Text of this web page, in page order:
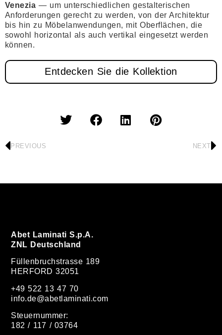
Venezia — um unterschiedlichen gestalterischen
Anforderungen gerecht zu werden, von der Architektur
bis hin zu Möbelanwendungen, mit Oberflächen, die
sowohl horizontal als auch vertikal eingesetzt werden
können.
Entdecken Sie die Kollektion
PREVIOUS NEXT
Abet Laminati S.p.A.
ZNL Deutschland
Füllenbruchstrasse 189
HERFORD 32051
+49 522 13 47 70
info.de@abetlaminati.com
Steuernummer:
182 / 117 / 03764